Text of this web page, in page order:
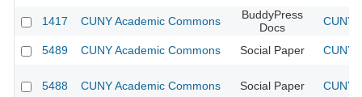
1417 CUNY Academic Commons
BuddyPress
Docs
CUNY
5489 CUNY Academic Commons Social Paper CUNY
5488 CUNY Academic Commons Social Paper CUNY